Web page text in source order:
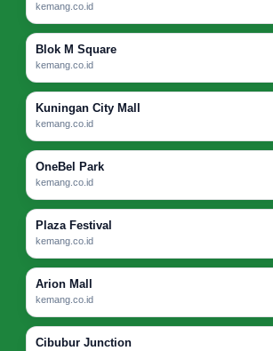
kemang.co.id
Blok M Square
kemang.co.id
Kuningan City Mall
kemang.co.id
OneBel Park
kemang.co.id
Plaza Festival
kemang.co.id
Arion Mall
kemang.co.id
Cibubur Junction